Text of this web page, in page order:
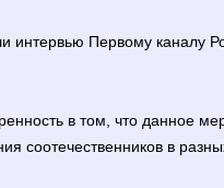
интервью Первому каналу
в том, что данное
в